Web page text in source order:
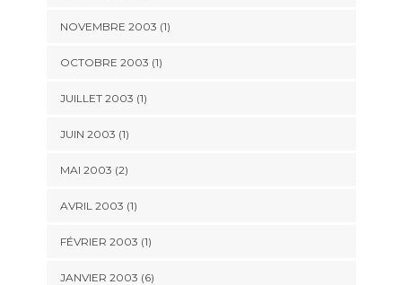
NOVEMBRE 2003 (1)
OCTOBRE 2003 (1)
JUILLET 2003 (1)
JUIN 2003 (1)
MAI 2003 (2)
AVRIL 2003 (1)
FÉVRIER 2003 (1)
JANVIER 2003 (6)